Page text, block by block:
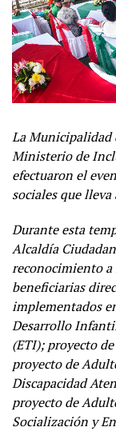
La Municipalidad
Ministerio de
efectuaron el
sociales que
Durante esta
Alcaldía
reconocimiento a
beneficiarias
implementados
Desarrollo
(ETI); proyecto
proyecto de
Discapacidad
proyecto de
Socialización y